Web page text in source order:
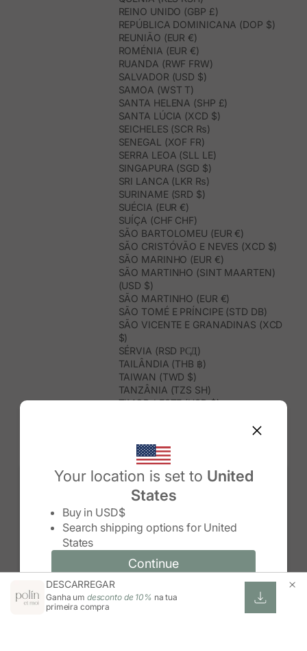
Your location is set to United
States
Buy in USD$
Search shipping options for United
States
Continue
Change country/region and language
Change country/region
Continue
REINO UNIDO (GBP £)
REPÚBLICA DOMINICANA (DOP $)
REUNIÃO (EUR €)
ROMÉNIA (EUR €)
RUANDA (RWF FRW)
SALVADOR (USD $)
SAMOA (WST T)
SANTA HELENA (SHP £)
SANTA LÚCIA (XCD $)
SEICHELES (SCR ₨)
SENEGAL (XOF FR)
SERRA LEOA (SLL LE)
SINGAPURA (SGD $)
SRI LANCA (LKR ₨)
SURINAME (SRD $)
SUÉCIA (EUR €)
SUÍÇA (CHF CHF)
SÃO BARTOLOMEU (EUR €)
SÃO CRISTÓVÃO E NEVES (XCD $)
SÃO MARINHO (EUR €)
SÃO MARTINHO (SINT MAARTEN)
(USD $)
SÃO MARTINHO (EUR €)
SÃO TOMÉ E PRÍNCIPE (STD DB)
SÃO VICENTE E GRANADINAS (XCD
$)
SÉRVIA (RSD РСД)
TAILÂNDIA (THB ฿)
TAIWAN (TWD $)
TANZÂNIA (TZS SH)
TIMOR-LESTE (USD $)
TRINDADE E TOBAGO (TTD $)
TUNÍSIA (USD $)
TURQUEMENISTÃO (USD $)
TURQUIA (TRY ₺)
TUVALU (AUD $)
UGANDA (UGX USH)
URUGUAI (UYU $U)
USBEQUISTÃO (UZS SO'M)
VENEZUELA (USD $)
VIETNAME (VND ₫)
WALLIS E FUTUNA (XPF FR)
ZIMBABUÉ (USD $)
DESCARREGAR
Ganha um desconto de 10% na tua
primeira compra